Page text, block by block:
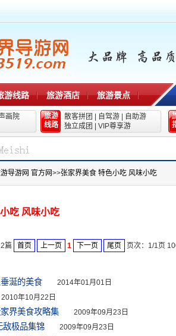
游线路 旅游酒店 旅游景点
画院
旅游
线路
散客拼团 自驾游
自助游
独立成团
VIP尊享游
导游网 官方网>>张家界美食 特色小吃 风味小吃
吃 风味小吃
篇 首页 上一页 1 下一页 尾页 页次：1/1页
涎的美食 2014年01月01日
2010年10月22日
界美食攻略集 2009年09月23日
敌极品集锦 2009年09月23日